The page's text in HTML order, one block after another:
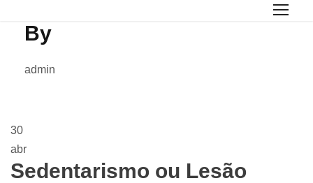
By
admin
30
abr
Sedentarismo ou Lesão